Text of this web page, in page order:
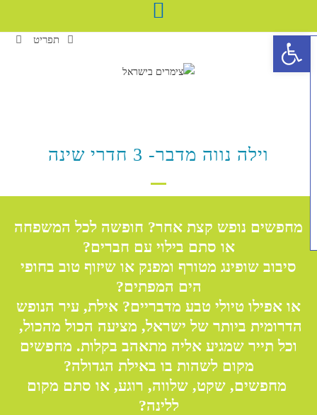
פתח סרגל נגישות תפריט
וילה נווה מדבר- 3 חדרי שינה
מחפשים נופש קצת אחר? חופשה לכל המשפחה
או סתם בילוי עם חברים?
סיבוב שופינג מטורף ומפנק או שיזוף טוב בחופי
הים המפתים?
או אפילו טיולי טבע מדבריים?אילת, עיר הנופש
הדרומית ביותר של ישראל, מציעה הכול מהכול,
וכל תייר שמגיע אליה מתאהב בקלות. מחפשים
מקום לשהות בו באילת הגדולה?
מחפשים, שקט, שלווה, רוגע, או סתם מקום
ללינה?